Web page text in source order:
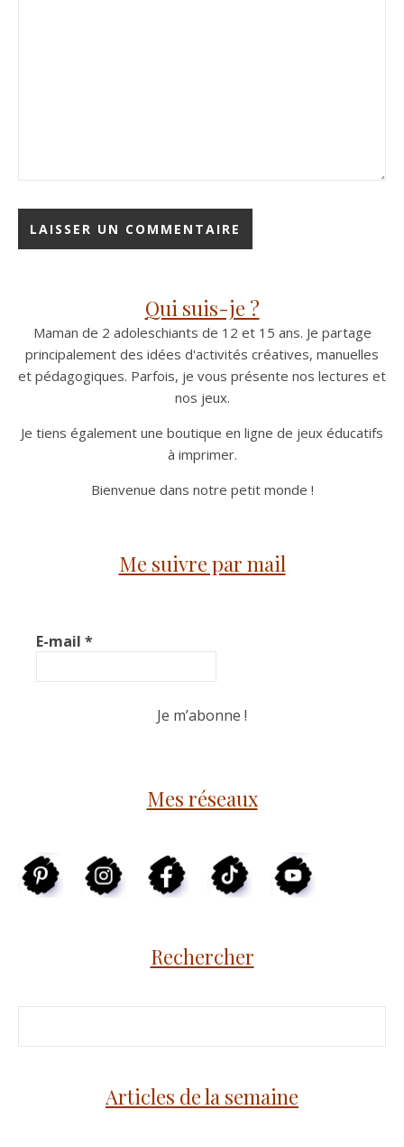
Qui suis-je ?
Maman de 2 adoleschiants de 12 et 15 ans. Je partage
principalement des idées d'activités créatives, manuelles
et pédagogiques. Parfois, je vous présente nos lectures et
nos jeux.
Je tiens également une boutique en ligne de jeux éducatifs
à imprimer.
Bienvenue dans notre petit monde !
Me suivre par mail
E-mail *
Mes réseaux
Rechercher
Articles de la semaine